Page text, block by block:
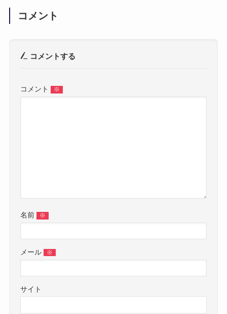
コメント
コメントする
コメント ※
名前 ※
メール ※
サイト